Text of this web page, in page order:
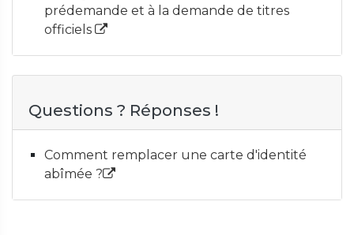
prédemande et à la demande de titres
officiels
Questions ? Réponses !
Comment remplacer une carte d'identité
abîmée ?